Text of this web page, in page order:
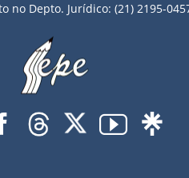
no Depto. Jurídico: (21) 2195-